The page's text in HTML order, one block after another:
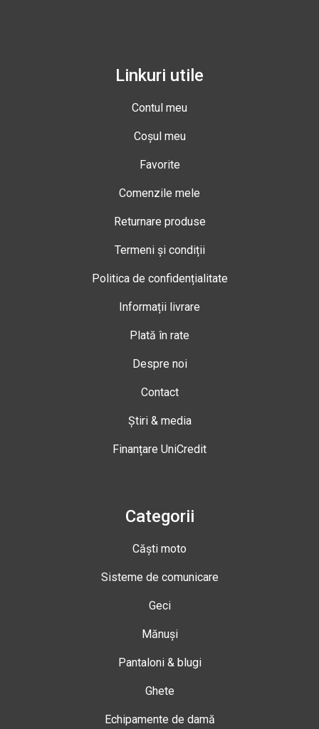
Linkuri utile
Contul meu
Coșul meu
Favorite
Comenzile mele
Returnare produse
Termeni și condiții
Politica de confidențialitate
Informații livrare
Plată în rate
Despre noi
Contact
Știri & media
Finanțare UniCredit
Categorii
Căști moto
Sisteme de comunicare
Geci
Mănuși
Pantaloni & blugi
Ghete
Echipamente de damă